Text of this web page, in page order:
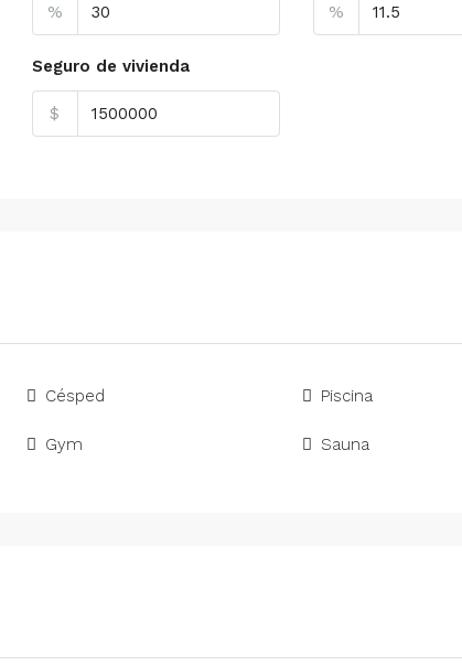
% %
Seguro de vivienda
$
Césped
Gym
Piscina
Sauna